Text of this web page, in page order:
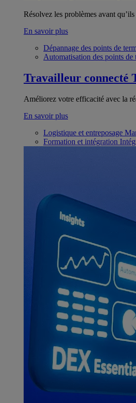
Résolvez les problèmes avant
En savoir plus
Dépannage des points de
Automatisation des points de
Travailleur connecté
Améliorez votre efficacité avec la
En savoir plus
Logistique et entreposage
Formation et intégration